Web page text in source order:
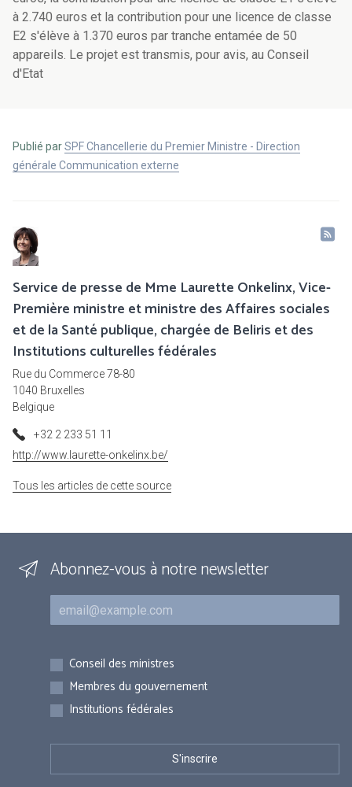
à 2.740 euros et la contribution pour une licence de classe
E2 s'élève à 1.370 euros par tranche entamée de 50
appareils. Le projet est transmis, pour avis, au Conseil
d'Etat
Publié parSPF Chancellerie du Premier Ministre - Direction
générale Communication externe
Service de presse de Mme Laurette Onkelinx, Vice-
Première ministre et ministre des Affaires sociales
et de la Santé publique, chargée de Beliris et des
Institutions culturelles fédérales
Rue du Commerce 78-80
1040 Bruxelles
Belgique
+32 2 233 51 11
http://www.laurette-onkelinx.be/
Tous les articles de cette source
Abonnez-vous à notre newsletter
Courriel
Inscriptions
Conseil des ministres
Membres du gouvernement
Institutions fédérales